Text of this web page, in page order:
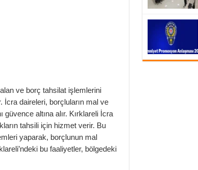
ve borç tahsilat işlemlerini
daireleri, borçluların mal ve
güvence altına alır. Kırklareli İcra
tahsili için hizmet verir. Bu
yaparak, borçlunun mal
bu faaliyetler, bölgedeki